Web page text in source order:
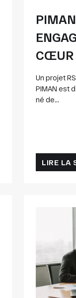
CŒUR
Un projet
PIMAN est
né de...
LIRE LA